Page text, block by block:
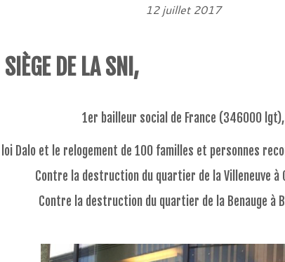
12 juillet 2017
DE LA SNI,
1er bailleur social de France (346000 lgt),
loi Dalo et le relogement de 100 familles et personnes
Contre la destruction du quartier de la Villeneuve à
Contre la destruction du quartier de la Benauge à